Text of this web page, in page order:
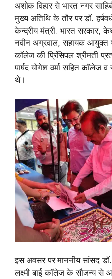
अशोक विहार से भारत नगर
मुख्य अतिथि के तौर पर डॉ.
केन्द्रीय मंत्री, भारत सरकार,
नवीन अग्रवाल, सहायक आयुक्त
कॉलेज की प्रिंसिपल श्रीमती
पार्षद योगेश वर्मा सहित कॉलेज
थे।
इस अवसर पर माननीय सांसद
लक्ष्मी बाई कॉलेज के सौजन्य से